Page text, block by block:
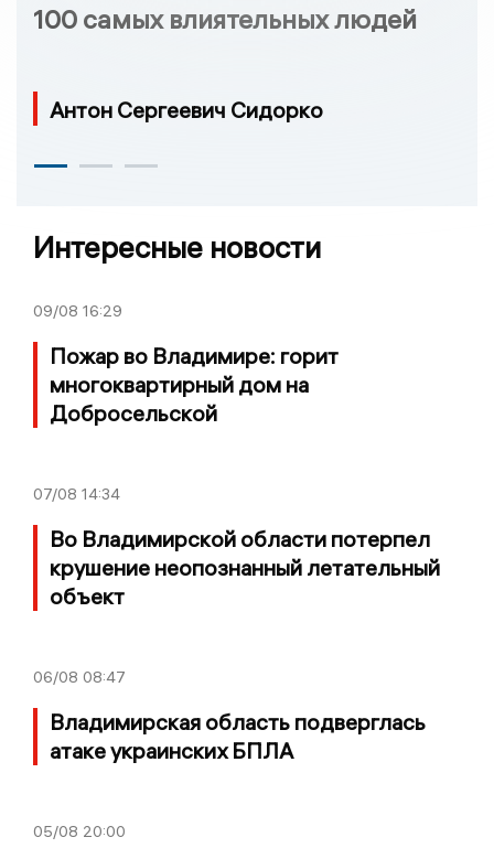
100 самых влиятельных людей
Антон Сергеевич Сидорко
Интересные новости
09/08 16:29
Пожар во Владимире: горит
многоквартирный дом на
Добросельской
07/08 14:34
Во Владимирской области потерпел
крушение неопознанный летательный
объект
06/08 08:47
Владимирская область подверглась
атаке украинских БПЛА
05/08 20:00